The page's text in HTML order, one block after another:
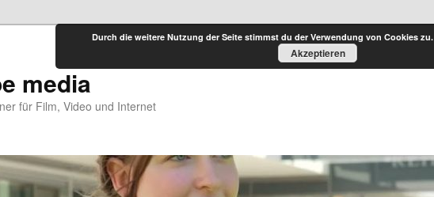
media
für Film, Video und Internet
Durch die weitere Nutzung der Seite stimmst du der Verwendung von Cookies zu.
Akzeptieren